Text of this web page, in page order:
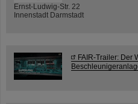
Ernst-Ludwig-Str. 22
Innenstadt Darmstadt
FAIR-Trailer: Der